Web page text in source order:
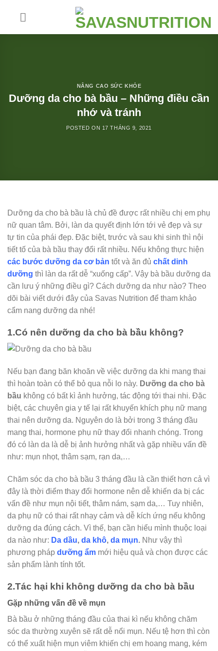
NÂNG CAO SỨC KHỎE
Dưỡng da cho bà bầu – Những điều cần
nhớ và tránh
POSTED ON 17 THÁNG 9, 2021
Dưỡng da cho bà bầu là chủ đề được rất nhiều chị em phụ
nữ quan tâm. Bởi, làn da quyết định lớn tới vẻ đẹp và sự
tự tin của phái đẹp. Đặc biệt, trước và sau khi sinh thì nội
tiết tố của bà bầu thay đổi rất nhiều. Nếu không thực hiện
các bước dưỡng da cơ bản tốt và ăn đủ chất dinh
dưỡng thì làn da rất dễ “xuống cấp”. Vậy bà bầu dưỡng da
cần lưu ý những điều gì? Cách dưỡng da như nào? Theo
dõi bài viết dưới đây của Savas Nutrition để tham khảo
cẩm nang dưỡng da nhé!
1.Có nên dưỡng da cho bà bầu không?
Nếu bạn đang băn khoăn về việc dưỡng da khi mang thai
thì hoàn toàn có thể bỏ qua nỗi lo này. Dưỡng da cho bà
bầu không có bất kì ảnh hưởng, tác động tới thai nhi. Đặc
biệt, các chuyên gia y tế lại rất khuyến khích phụ nữ mang
thai nên dưỡng da. Nguyên do là bởi trong 3 tháng đầu
mang thai, hormone phụ nữ thay đổi nhanh chóng. Trong
đó có làn da là dễ bị ảnh hưởng nhất và gặp nhiều vấn đề
như: mụn nhọt, thâm sạm, rạn da,…
Chăm sóc da cho bà bầu 3 tháng đầu là cần thiết hơn cả vì
đây là thời điểm thay đổi hormone nên dễ khiến da bị các
vấn đề như mụn nội tiết, thâm nám, sạm da,… Tuy nhiên,
da phụ nữ có thai rất nhạy cảm và dễ kích ứng nếu không
dưỡng da đúng cách. Vì thế, bạn cần hiểu mình thuộc loại
da nào như: Da dầu, da khô, da mụn. Như vậy thì
phương pháp dưỡng ẩm mới hiệu quả và chọn được các
sản phẩm lành tính tốt.
2.Tác hại khi không dưỡng da cho bà bầu
Gặp những vấn đề về mụn
Bà bầu ở những tháng đầu của thai kì nếu không chăm
sóc da thường xuyên sẽ rất dễ nổi mụn. Nếu tệ hơn thì còn
có thể xuất hiện mụn viêm khiến chị em hoang mang, kém